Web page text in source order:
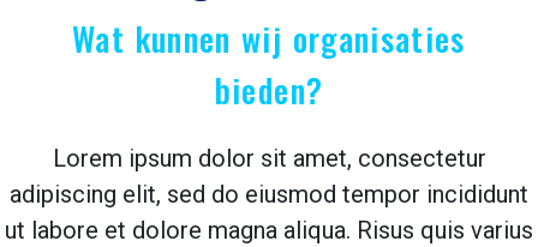
Wat kunnen wij organisaties
bieden?
Lorem ipsum dolor sit amet, consectetur
adipiscing elit, sed do eiusmod tempor incididunt
ut labore et dolore magna aliqua. Risus quis varius